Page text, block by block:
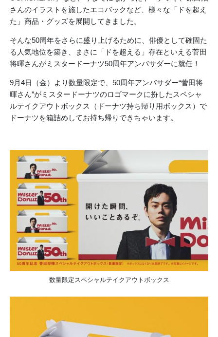
さんのイラストを施したエコバックなど、様々な「ドを超え
た」商品・グッズを展開してきました。
そんな50周年をさらに盛り上げるために、俳優として確固た
る人気地位を築き、まさに「ドを超える」存在といえる菅田
将暉さんがミスタードーナツ50周年アンバサダーに就任！
9月4日（金）より数量限定で、50周年アンバサダー“菅田将
暉さん”がミスタードーナツのロゴマークに扮したスペシャ
ルテイクアウトボックス（ドーナツ持ち帰り用ボックス）で
ドーナツを箱詰めしてお持ち帰りできちゃいます。
数量限定スペシャルテイクアウトボックス